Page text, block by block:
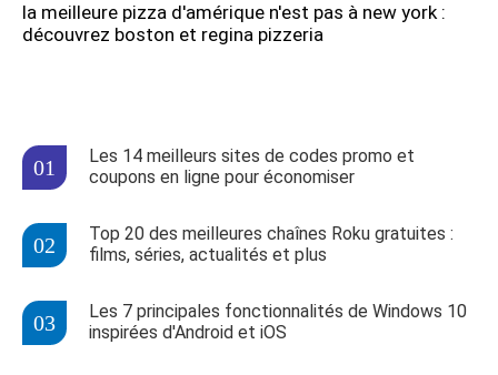
la meilleure pizza d'amérique n'est pas à new york :
découvrez boston et regina pizzeria
Les 14 meilleurs sites de codes promo et
coupons en ligne pour économiser
Top 20 des meilleures chaînes Roku gratuites :
films, séries, actualités et plus
Les 7 principales fonctionnalités de Windows 10
inspirées d'Android et iOS